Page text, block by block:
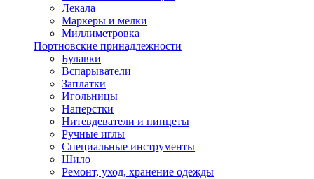
Лекала
Маркеры и мелки
Миллиметровка
Портновские принадлежности
Булавки
Вспарыватели
Заплатки
Игольницы
Наперстки
Нитевдеватели и пинцеты
Ручные иглы
Специальные инструменты
Шило
Ремонт, уход, хранение одежды